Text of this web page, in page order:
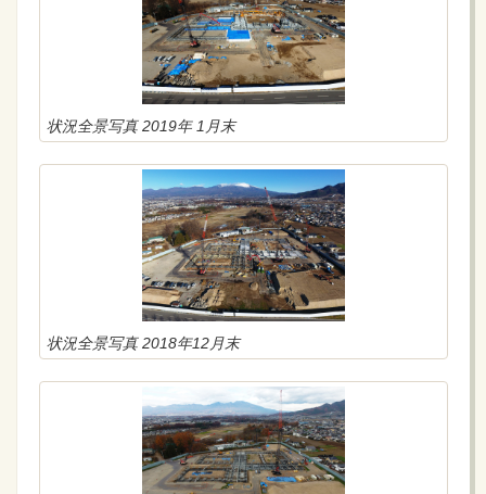
状況全景写真 2019年 1月末
状況全景写真 2018年12月末